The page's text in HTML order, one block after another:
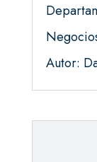
Autor: